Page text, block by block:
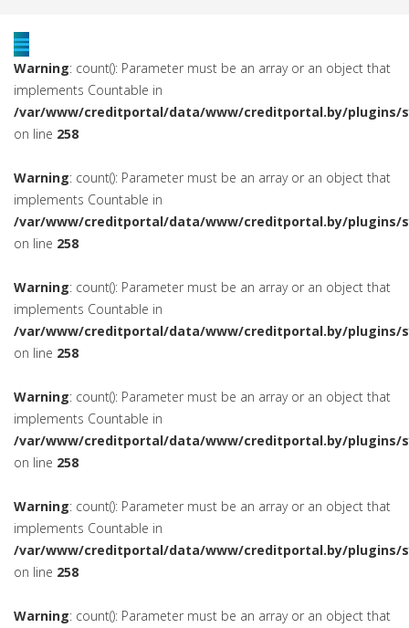
Warning: count(): Parameter must be an array or an object that
implements Countable in
/var/www/creditportal/data/www/creditportal.by/plugins/
on line 258
Warning: count(): Parameter must be an array or an object that
implements Countable in
/var/www/creditportal/data/www/creditportal.by/plugins/
on line 258
Warning: count(): Parameter must be an array or an object that
implements Countable in
/var/www/creditportal/data/www/creditportal.by/plugins/
on line 258
Warning: count(): Parameter must be an array or an object that
implements Countable in
/var/www/creditportal/data/www/creditportal.by/plugins/
on line 258
Warning: count(): Parameter must be an array or an object that
implements Countable in
/var/www/creditportal/data/www/creditportal.by/plugins/
on line 258
Warning: count(): Parameter must be an array or an object that